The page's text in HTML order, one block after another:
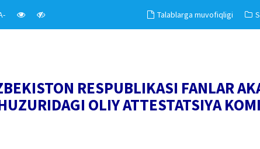
Talablarga muvofiqligi
RESPUBLIKASI FANLAR
OLIY ATTESTATSIYA